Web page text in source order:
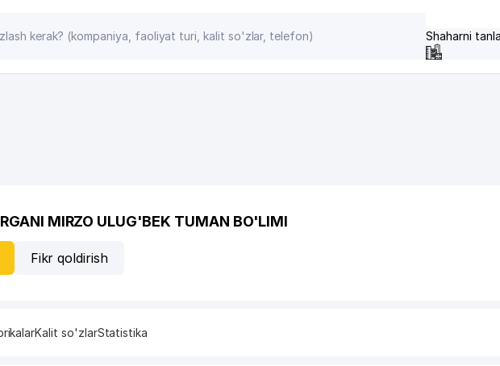
Shaharni
MIRZO ULUG'BEK TUMAN BO'LIMI
Fikr qoldirish
Kalit so'zlarStatistika